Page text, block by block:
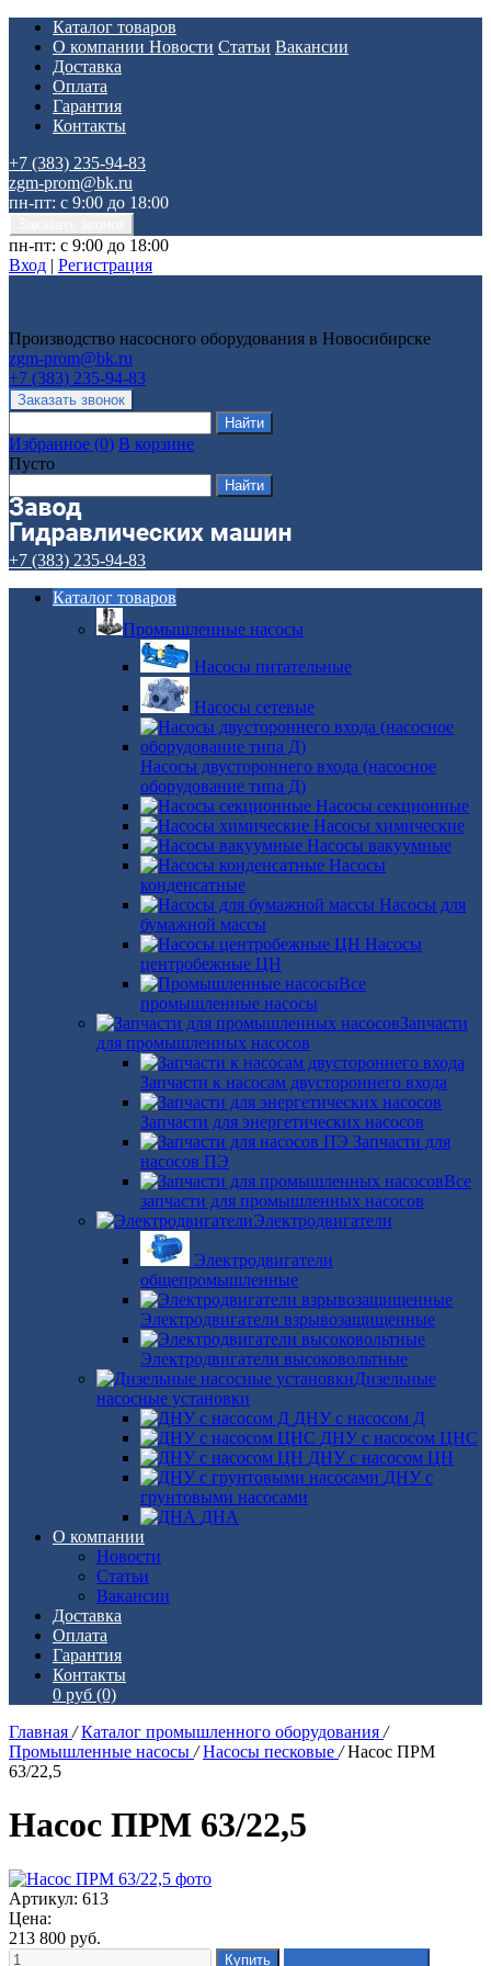
Каталог товаров
О компании Новости Статьи Вакансии
Доставка
Оплата
Гарантия
Контакты
+7 (383) 235-94-83
zgm-prom@bk.ru
пн-пт: с 9:00 до 18:00
пн-пт: с 9:00 до 18:00
Вход | Регистрация
Производство насосного оборудования в Новосибирске
zgm-prom@bk.ru
+7 (383) 235-94-83
Избранное (0) В корзине
Пусто
+7 (383) 235-94-83
Каталог товаров
Промышленные насосы
Насосы питательные
Насосы сетевые
Насосы двустороннего входа (насосное
оборудование типа Д)
Насосы секционные
Насосы химические
Насосы вакуумные
Насосы
конденсатные
Насосы для
бумажной массы
Насосы
центробежные ЦН
Все
промышленные насосы
Запчасти
для промышленных насосов
Запчасти к насосам двустороннего входа
Запчасти для энергетических насосов
Запчасти для
насосов ПЭ
Все
запчасти для промышленных насосов
Электродвигатели
Электродвигатели
общепромышленные
Электродвигатели взрывозащищенные
Электродвигатели высоковольтные
Дизельные
насосные установки
ДНУ с насосом Д
ДНУ с насосом ЦНС
ДНУ с насосом ЦН
ДНУ с
грунтовыми насосами
ДНА
О компании
Новости
Статьи
Вакансии
Доставка
Оплата
Гарантия
Контакты
0 руб (0)
Главная / Каталог промышленного оборудования /
Промышленные насосы / Насосы песковые / Насос ПРМ
63/22,5
Насос ПРМ 63/22,5
Артикул: 613
Цена:
213 800 руб.